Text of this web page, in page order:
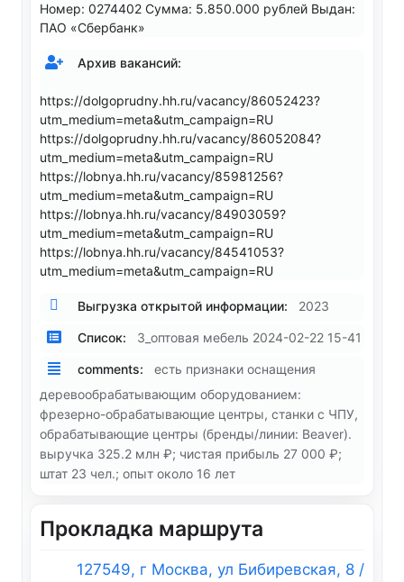
Номер: 0274402 Сумма: 5.850.000 рублей Выдан:
ПАО «Сбербанк»
Архив вакансий:
https://dolgoprudny.hh.ru/vacancy/86052423?
utm_medium=meta&utm_campaign=RU
https://dolgoprudny.hh.ru/vacancy/86052084?
utm_medium=meta&utm_campaign=RU
https://lobnya.hh.ru/vacancy/85981256?
utm_medium=meta&utm_campaign=RU
https://lobnya.hh.ru/vacancy/84903059?
utm_medium=meta&utm_campaign=RU
https://lobnya.hh.ru/vacancy/84541053?
utm_medium=meta&utm_campaign=RU
Выгрузка открытой информации: 2023
Список: 3_оптовая мебель 2024-02-22 15-41
comments:
есть признаки оснащения
деревообрабатывающим оборудованием:
фрезерно-обрабатывающие центры, станки с ЧПУ,
обрабатывающие центры (бренды/линии: Beaver).
выручка 325.2 млн ₽; чистая прибыль 27 000 ₽;
штат 23 чел.; опыт около 16 лет
Прокладка маршрута
127549, г Москва, ул Бибиревская, 8 /